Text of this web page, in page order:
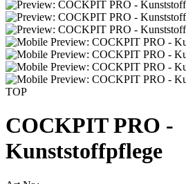
TOP
COCKPIT PRO -
Kunststoffpflege